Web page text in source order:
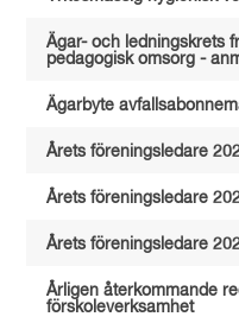
Ägar- och ledningskrets
pedagogisk omsorg -
Ägarbyte
Årets föreningsledare
Årets föreningsledare
Årets föreningsledare
Årligen återkommande
förskoleverksamhet